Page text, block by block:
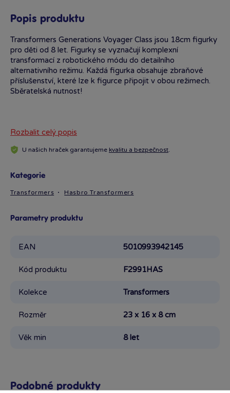
Popis produktu
Transformers Generations Voyager Class jsou 18cm figurky
pro děti od 8 let. Figurky se vyznačují komplexní
transformací z robotického módu do detailního
alternativního režimu. Každá figurka obsahuje zbraňové
příslušenství, které lze k figurce připojit v obou režimech.
Sběratelská nutnost!
Rozbalit celý popis
U našich hraček garantujeme kvalitu a bezpečnost.
Kategorie
Transformers Hasbro Transformers
Parametry produktu
EAN 5010993942145
Kód produktu F2991HAS
Kolekce Transformers
Rozměr 23 x 16 x 8 cm
Věk min 8 let
Podobné produkty